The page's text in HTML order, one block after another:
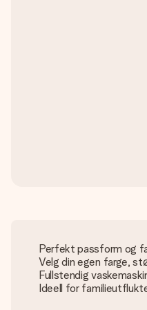
Perfekt passform og
Velg din egen farge,
Fullstendig
Ideell for